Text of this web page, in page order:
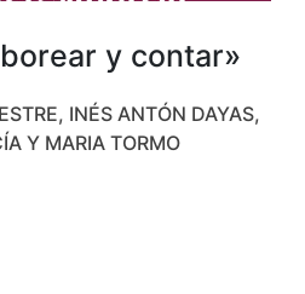
y contar»
INÉS ANTÓN DAYAS,
Y MARIA TORMO